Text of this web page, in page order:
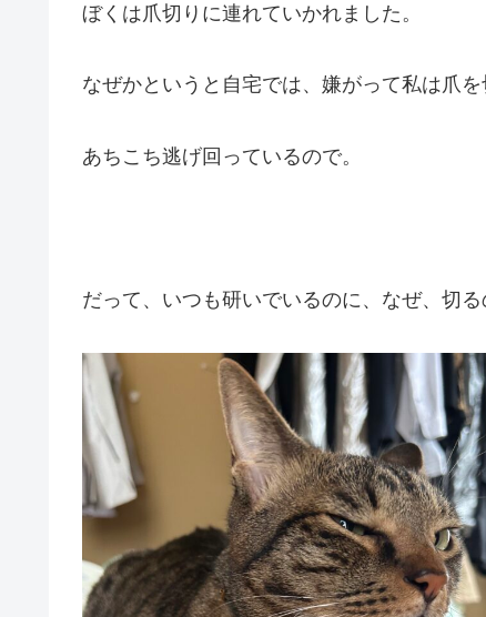
ぼくは爪切りに連れていかれました。
なぜかというと自宅では、嫌がって私は爪を
あちこち逃げ回っているので。
だって、いつも研いでいるのに、なぜ、切る